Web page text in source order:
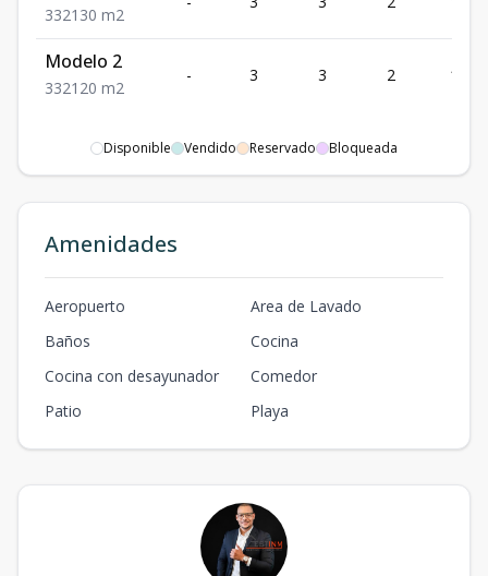
332130 m2
Modelo 2
332120 m2
- 3 3 2 120
Disponible Vendido Reservado Bloqueada
Amenidades
Aeropuerto
Area de Lavado
Baños
Cocina
Cocina con desayunador
Comedor
Patio
Playa